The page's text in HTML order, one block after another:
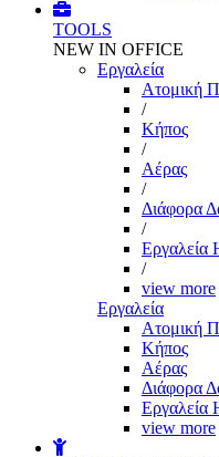
TOOLS
NEW IN OFFICE
Εργαλεία
Aτομική
/
Kήπος
/
Αέρας
/
Διάφορα
/
Εργαλεία
/
view more
Εργαλεία
Aτομική
Kήπος
Αέρας
Διάφορα
Εργαλεία
view more